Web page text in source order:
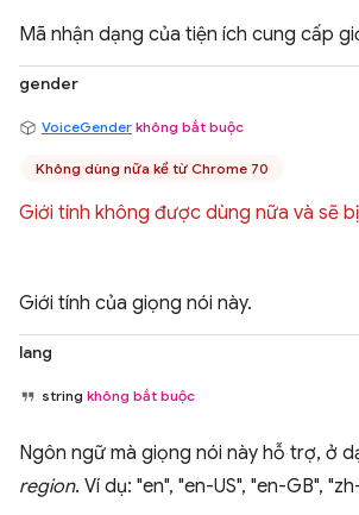
Mã nhận dạng của tiện ích cung cấp
gender
VoiceGender không bắt buộc
Không dùng nữa kể từ Chrome 70
Giới tính không được dùng nữa và sẽ
Giới tính của giọng nói này.
lang
string không bắt buộc
Ngôn ngữ mà giọng nói này hỗ trợ, ở
region. Ví dụ: "en", "en-US", "en-GB",